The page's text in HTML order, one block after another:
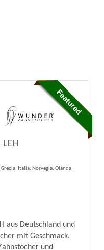
Italia, Norvegia, Olanda,
aus Deutschland und
mit Geschmack.
und